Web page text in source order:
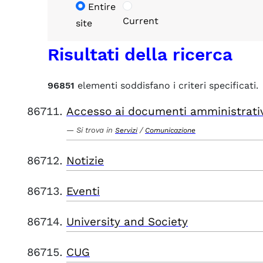
Entire
site
Current
Risultati della ricerca
96851 elementi soddisfano i criteri specificati.
Accesso ai documenti
Si trova in Servizi / Comunicazione
Notizie
Eventi
University and Society
CUG